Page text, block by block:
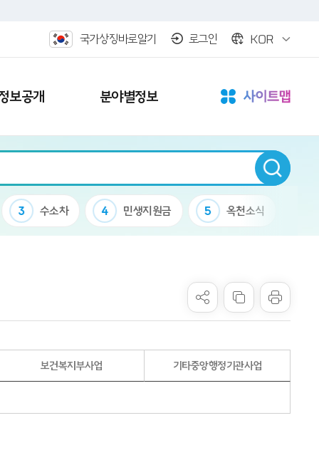
국가상징바로알기 로그인 KOR
보공개 분야별정보
수소차 민생지원금 옥천소식
보건복지부사업 기타중앙행정기관사업